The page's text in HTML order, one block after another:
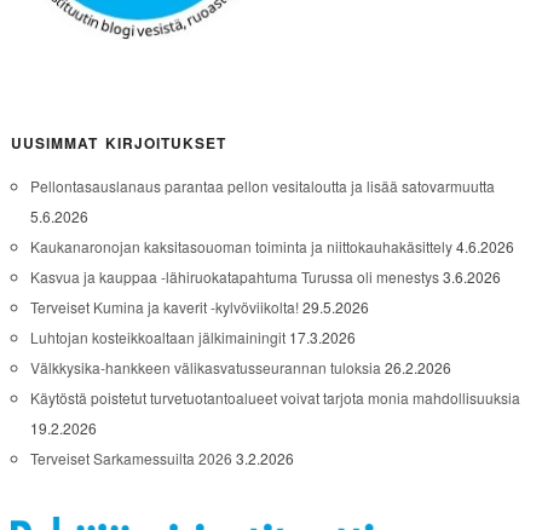
UUSIMMAT KIRJOITUKSET
Pellontasauslanaus parantaa pellon vesitaloutta ja lisää satovarmuutta
5.6.2026
Kaukanaronojan kaksitasouoman toiminta ja niittokauhakäsittely4.6.2026
Kasvua ja kauppaa -lähiruokatapahtuma Turussa oli menestys3.6.2026
Terveiset Kumina ja kaverit -kylvöviikolta!29.5.2026
Luhtojan kosteikkoaltaan jälkimainingit 17.3.2026
Välkkysika-hankkeen välikasvatusseurannan tuloksia 26.2.2026
Käytöstä poistetut turvetuotantoalueet voivat tarjota monia mahdollisuuksia
19.2.2026
Terveiset Sarkamessuilta 2026 3.2.2026